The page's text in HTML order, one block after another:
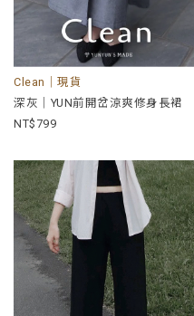
Clean｜現貨
深灰｜YUN前開岔涼爽修身長裙
799